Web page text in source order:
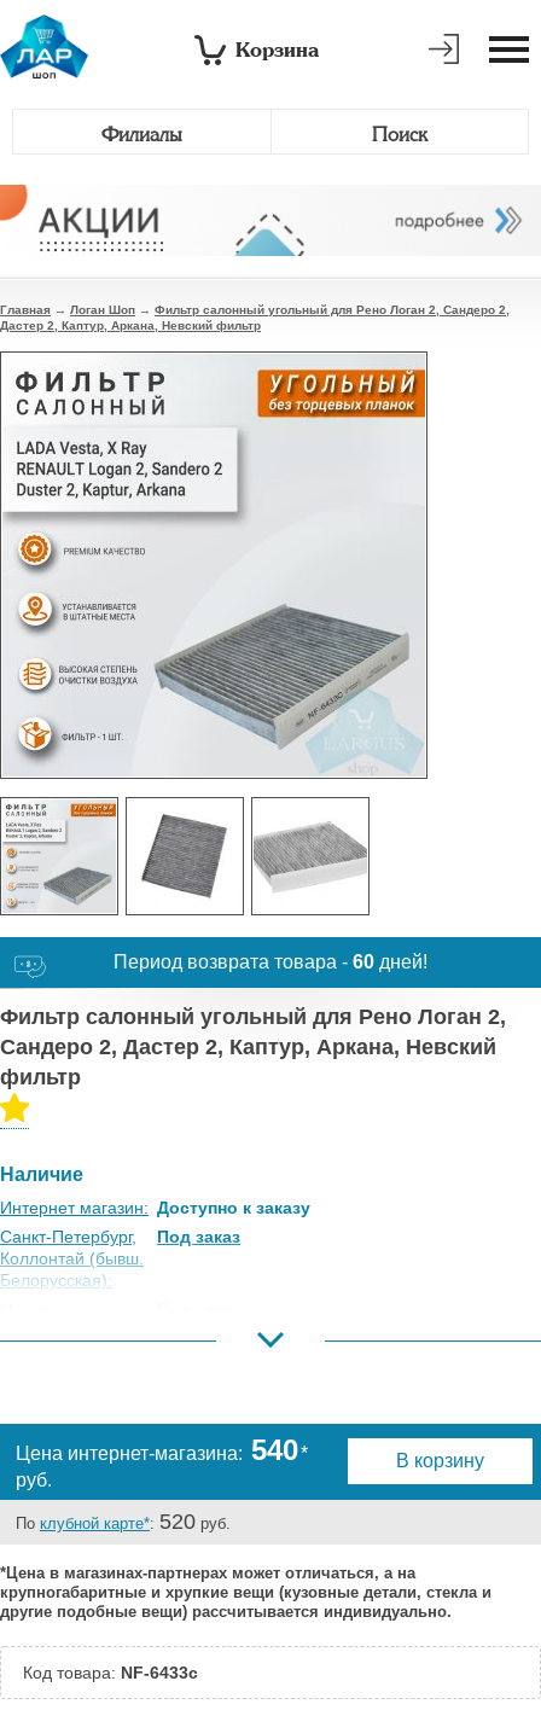
Корзина
Филиалы Поиск
Главная → Логан Шоп → Фильтр салонный угольный для Рено Логан 2, Сандеро 2,
Дастер 2, Каптур, Аркана, Невский фильтр
Период возврата товара - 60 дней!
Фильтр салонный угольный для Рено Логан 2,
Сандеро 2, Дастер 2, Каптур, Аркана, Невский
фильтр
Наличие
Интернет магазин: Доступно к заказу
Санкт-Петербург,
Коллонтай (бывш.
Белорусская):
Под заказ
Краснодар:
Под заказ
Нальчик:
Самара:
Под заказ
Тюмень:
Под заказ
Челябинск:
Под заказ
Цена интернет-магазина: 540*
руб.
В корзину
По клубной карте*: 520 руб.
*Цена в магазинах-партнерах может отличаться, а на
крупногабаритные и хрупкие вещи (кузовные детали, стекла и
другие подобные вещи) рассчитывается индивидуально.
Код товара: NF-6433c